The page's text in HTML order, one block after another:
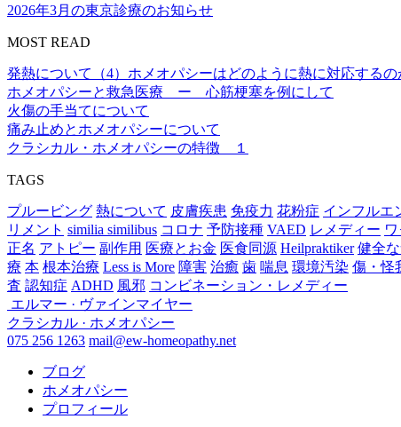
2026年3月の東京診療のお知らせ
MOST READ
発熱について（4）ホメオパシーはどのように熱に対応するの
ホメオパシーと救急医療 ー 心筋梗塞を例にして
火傷の手当てについて
痛み止めとホメオパシーについて
クラシカル・ホメオパシーの特徴 １
TAGS
プルービング 熱について 皮膚疾患 免疫力 花粉症 インフルエ
リメント similia similibus コロナ 予防接種 VAED レメディー
正名 アトピー 副作用 医療とお金 医食同源 Heilpraktiker 健全
療 本 根本治療 Less is More 障害 治癒 歯 喘息 環境汚染 傷・怪
査 認知症 ADHD 風邪 コンビネーション・レメディー
エルマー · ヴァインマイヤー
クラシカル · ホメオパシー
075 256 1263 mail@ew-homeopathy.net
ブログ
ホメオパシー
プロフィール